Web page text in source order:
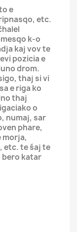
e
etc.
k-o
kaj vov te
pozicia e
drom.
thaj si vi
e riga ko
thaj
o
numaj, sar
phare,
morja,
etc. te śaj te
bero katar